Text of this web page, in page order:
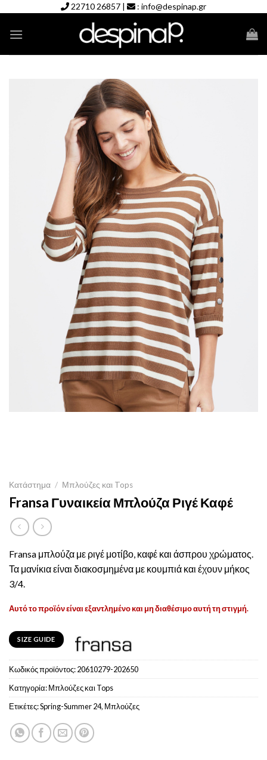
content
22710 26857 | : info@despinap.gr
Κατάστημα / Μπλούζες και Tops
Fransa Γυναικεία Μπλούζα Ριγέ Καφέ
Fransa μπλούζα με ριγέ μοτίβο, καφέ και άσπρου χρώματος.
Τα μανίκια είναι διακοσμημένα με κουμπιά και έχουν μήκος
3/4.
Αυτό το προϊόν είναι εξαντλημένο και μη διαθέσιμο αυτή τη στιγμή.
SIZE GUIDE
Κωδικός προϊόντος:20610279-202650
Κατηγορία:Μπλούζες και Tops
Ετικέτες:Spring-Summer 24, Μπλούζες